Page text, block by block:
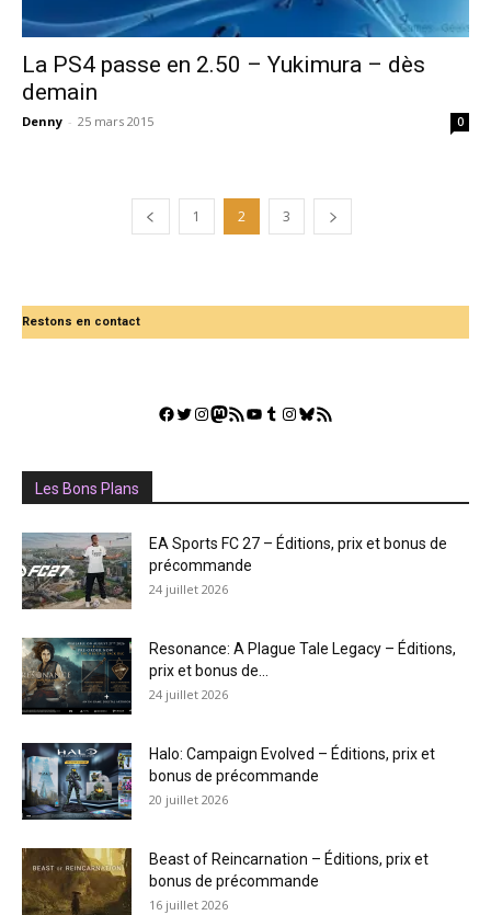
La PS4 passe en 2.50 – Yukimura – dès
demain
Denny - 25 mars 2015 0
1 2 3
Restons en contact
Facebook
Twitter
Instagram
Mastodon
Flux RSSYouTube
Tumblr
Instagram
Bluesky
GestGame
Les Bons Plans
EA Sports FC 27 – Éditions, prix et bonus de
précommande
24 juillet 2026
Resonance: A Plague Tale Legacy – Éditions,
prix et bonus de...
24 juillet 2026
Halo: Campaign Evolved – Éditions, prix et
bonus de précommande
20 juillet 2026
Beast of Reincarnation – Éditions, prix et
bonus de précommande
16 juillet 2026